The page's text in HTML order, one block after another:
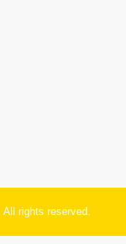
All rights reserved.